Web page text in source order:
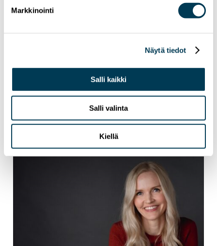
Markkinointi
Näytä tiedot
Salli kaikki
Salli valinta
Kiellä